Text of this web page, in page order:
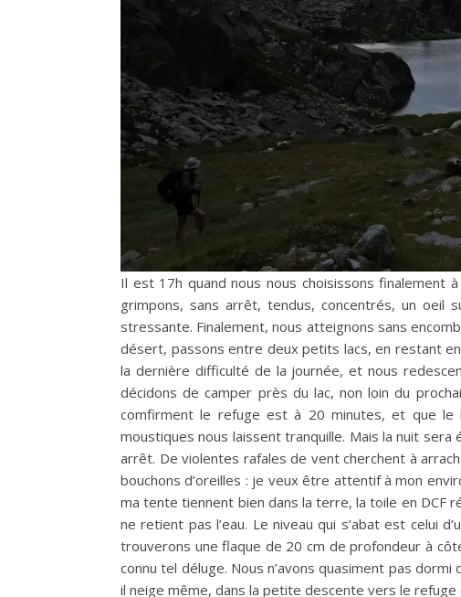
Il est 17h quand nous nous choisissons
grimpons, sans arrêt, tendus, concentrés, un oeil
stressante. Finalement, nous atteignons sans
désert, passons entre deux petits lacs, en restant
la dernière difficulté de la journée, et nous
décidons de camper près du lac, non loin du
comfirment le refuge est à 20 minutes, et que le
moustiques nous laissent tranquille. Mais la nuit
arrêt. De violentes rafales de vent cherchent à
bouchons d’oreilles : je veux être attentif à mon
ma tente tiennent bien dans la terre, la toile en DCF
ne retient pas l’eau. Le niveau qui s’abat est celui
trouverons une flaque de 20 cm de profondeur à
connu tel déluge. Nous n’avons quasiment pas
il neige même, dans la petite descente vers le refuge